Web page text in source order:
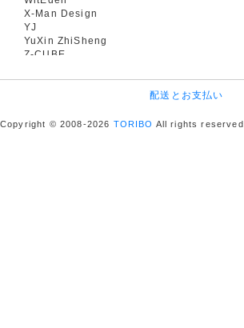
X-Man Design
YJ
YuXin ZhiSheng
Z-CUBE
配送とお支払い
Copyright © 2008-2026 TORIBO All rights reserved.